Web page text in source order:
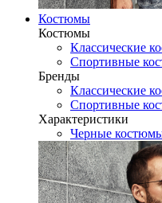
Костюмы
Костюмы
Классические
Спортивные
Бренды
Классические
Спортивные
Характеристики
Черные